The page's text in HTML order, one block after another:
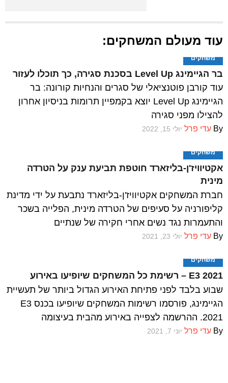
של גיקלואיד.
עוד מעולם המשחקים:
משחקים
בר הגיימינג Level Up בסכנת סגירה, כך תוכלו לעזור
עוד קורבן פוטנציאלי של סגרים והנחיות קורונה: בר
הגיימינג Level Up יוצא בקמפיין תרומות בניסיון אחרון
להצילו מפני סגירה
By עדי פרל יולי 15, 2022
משחקים
אקטיוויז'ן-בליזארד חוטפת תביעת ענק על הטרדה
מינית
חברת המשחקים אקטיוויז'ן-בליזארד נתבעת על ידי מדינת
קליפורניה על סעיפים של הטרדה מינית, הפלייה בשכר
והתעמרות נגד נשים אחרי חקירה של שנתיים
By עדי פרל יולי 23, 2021
משחקים
E3 2021 – רשימת כל המשחקים שיופיעו באירוע
שבוע בלבד לפני פתיחת האירוע הגדול ביותר של תעשיית
הגיימינג, פורסמו רשימות המשחקים שיופיעו בכנס E3
2021. ההרשמה לצפייה באירוע מהבית בעיצומה
By עדי פרל יוני 7, 2021